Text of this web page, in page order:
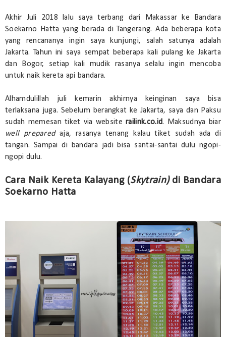
Akhir Juli 2018 lalu saya terbang dari Makassar ke Bandara
Soekarno Hatta yang berada di Tangerang. Ada beberapa kota
yang rencananya ingin saya kunjungi, salah satunya adalah
Jakarta. Tahun ini saya sempat beberapa kali pulang ke Jakarta
dan Bogor, setiap kali mudik rasanya selalu ingin mencoba
untuk naik kereta api bandara.
Alhamdulillah juli kemarin akhirnya keinginan saya bisa
terlaksana juga. Sebelum berangkat ke Jakarta, saya dan Paksu
sudah memesan tiket via websiterailink.co.id. Maksudnya biar
well preparedaja, rasanya tenang kalau tiket sudah ada di
tangan. Sampai di bandara jadi bisa santai-santai dulu ngopi-
ngopi dulu.
Cara Naik Kereta Kalayang (Skytrain)di Bandara
Soekarno Hatta